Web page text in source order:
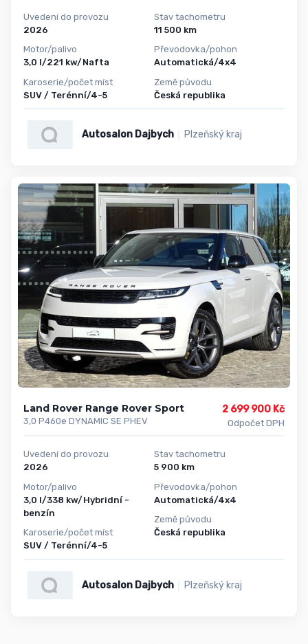
Uvedení do provozu
2026
Motor/palivo
3,0 l/221 kw/Nafta
Karoserie/počet míst
SUV / Terénní/4-5
Stav tachometru
11 500 km
Převodovka/pohon
Automatická/4x4
Země původu
Česká republika
Autosalon Dajbych Plzeňský kraj
Land Rover Range Rover Sport
3,0 P460e DYNAMIC SE PHEV
2 699 900 Kč
Odpočet DPH
Uvedení do provozu
2026
Motor/palivo
3,0 l/338 kw/Hybridní -
benzín
Karoserie/počet míst
SUV / Terénní/4-5
Stav tachometru
5 900 km
Převodovka/pohon
Automatická/4x4
Země původu
Česká republika
Autosalon Dajbych Plzeňský kraj